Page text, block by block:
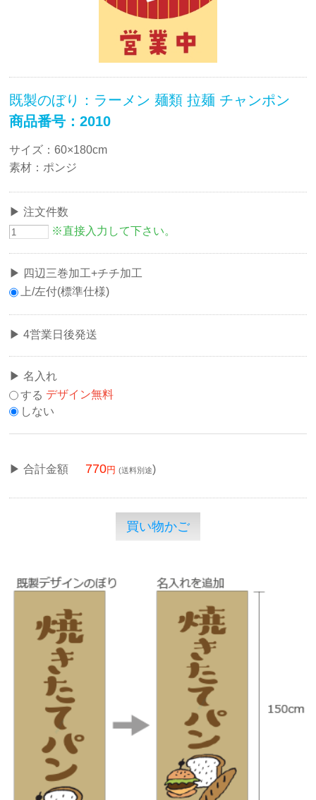
既製のぼり：ラーメン 麺類 拉麺 チャンポン
商品番号：2010
サイズ：60×180cm
素材：ポンジ
注文件数
※直接入力して下さい。
四辺三巻加工+チチ加工
上/左付(標準仕様)
4営業日後発送
名入れ
する デザイン無料
しない
合計金額 770 (送料別途)